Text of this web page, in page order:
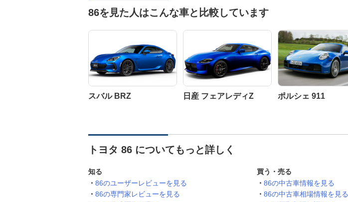
86を見た人はこんな車と比較しています
スバル BRZ 日産 フェアレディZ ポルシェ 911
トヨタ 86 についてもっと詳しく
知る
86のユーザーレビューを見る
86の専門家レビューを見る
買う・売る
86の中古車情報を見る
86の中古車相場情報を見る